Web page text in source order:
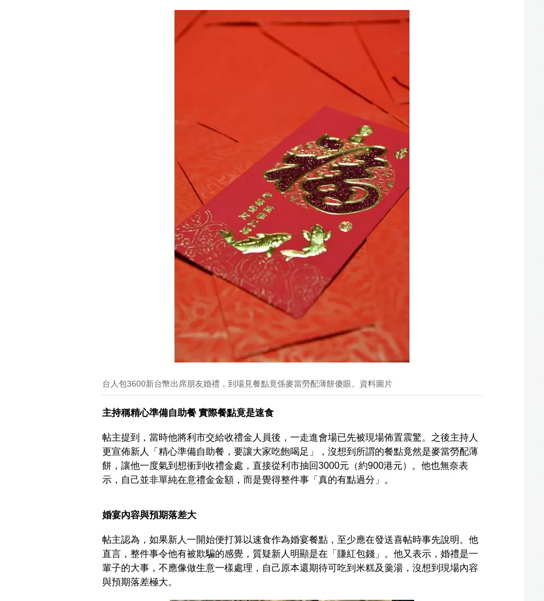
台人包3600新台幣出席朋友婚禮，到場見餐點竟係麥當勞配薄餅傻眼。資料圖片
主持稱精心準備自助餐 實際餐點竟是速食
帖主提到，當時他將利市交給收禮金人員後，一走進會場已先被現場佈置震驚。之後主持人
更宣佈新人「精心準備自助餐，要讓大家吃飽喝足」，沒想到所謂的餐點竟然是麥當勞配薄
餅，讓他一度氣到想衝到收禮金處，直接從利市抽回3000元（約900港元）。他也無奈表
示，自己並非單純在意禮金金額，而是覺得整件事「真的有點過分」。
婚宴內容與預期落差大
帖主認為，如果新人一開始便打算以速食作為婚宴餐點，至少應在發送喜帖時事先說明。他
直言，整件事令他有被欺騙的感覺，質疑新人明顯是在「賺紅包錢」。他又表示，婚禮是一
輩子的大事，不應像做生意一樣處理，自己原本還期待可吃到米糕及羹湯，沒想到現場內容
與預期落差極大。